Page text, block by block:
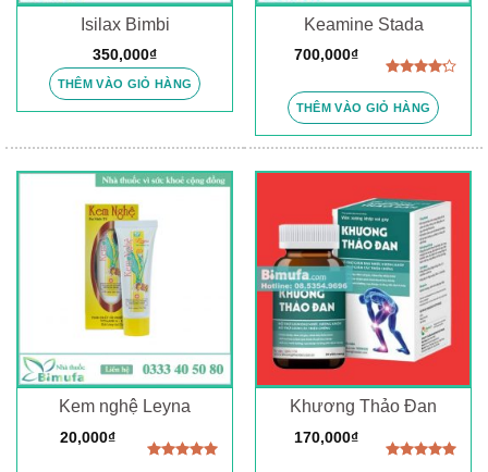
Isilax Bimbi
350,000₫
THÊM VÀO GIỎ HÀNG
Keamine Stada
xếp hạng
4.005
700,000₫
THÊM VÀO GIỎ HÀNG
Kem nghệ Leyna
20,000₫
Khương Thảo Đan
170,000₫